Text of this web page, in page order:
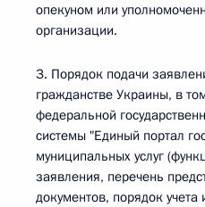
опекуном или
организации.
3. Порядок подачи
гражданстве Украины, в
федеральной
системы "Единый портал
муниципальных услуг
заявления, перечень
документов, порядок учета